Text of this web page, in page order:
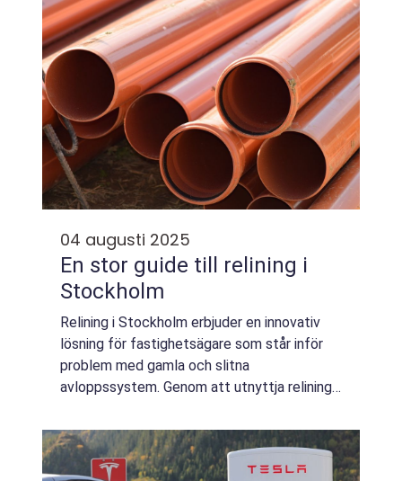
04 augusti 2025
En stor guide till relining i
Stockholm
Relining i Stockholm erbjuder en innovativ
lösning för fastighetsägare som står inför
problem med gamla och slitna
avloppssystem. Genom att utnyttja relining,
omfattande grävn...